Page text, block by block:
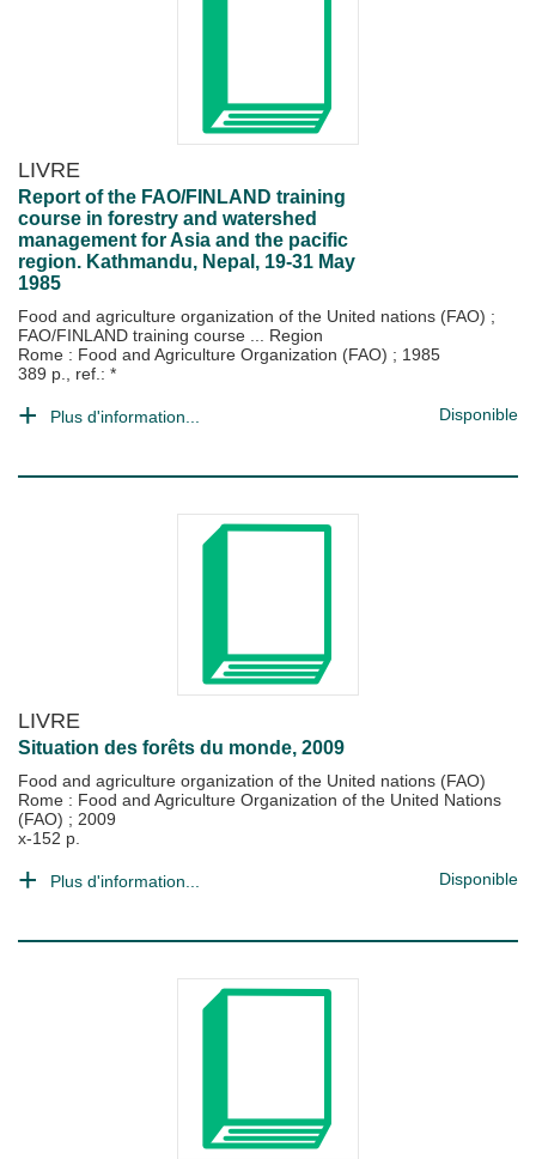
LIVRE
Report of the FAO/FINLAND training
course in forestry and watershed
management for Asia and the pacific
region. Kathmandu, Nepal, 19-31 May
1985
Food and agriculture organization of the United nations (FAO) ;
FAO/FINLAND training course ... Region
Rome : Food and Agriculture Organization (FAO) ; 1985
389 p., ref.: *
Plus d'information... Disponible
LIVRE
Situation des forêts du monde, 2009
Food and agriculture organization of the United nations (FAO)
Rome : Food and Agriculture Organization of the United Nations
(FAO) ; 2009
x-152 p.
Plus d'information... Disponible